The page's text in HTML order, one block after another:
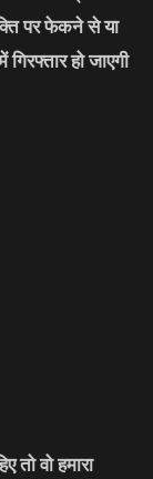
पर फेकने से या
हो जाएगी
तो वो हमारा